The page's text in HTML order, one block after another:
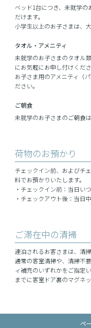
ベッド1台につき、未就学
だけます。
小学生以上のお子さまは、
タオル・ アメニティ
未就学のお子さまのタオル
にお気軽にお申し付けくださ
お子さま用のアメニティ（
ださい。
ご朝食
未就学のお子さまのご朝食は
荷物のお預かり
チェックイン前、およびチ
料でお預かりいたします。
・チェックイン前：当日い
・チェックアウト後：当日
ご滞在中の清掃
連泊されるお客さまは、清
通常の客室清掃や、清掃不
ィ補充のいずれかをご指定
までに客室ドア裏のマグネ
ペ